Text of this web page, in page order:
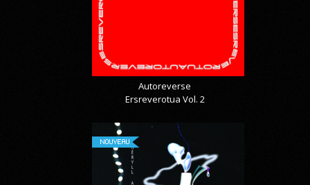
Autoreverse
Ersreverotua Vol. 2
NOUVEAU